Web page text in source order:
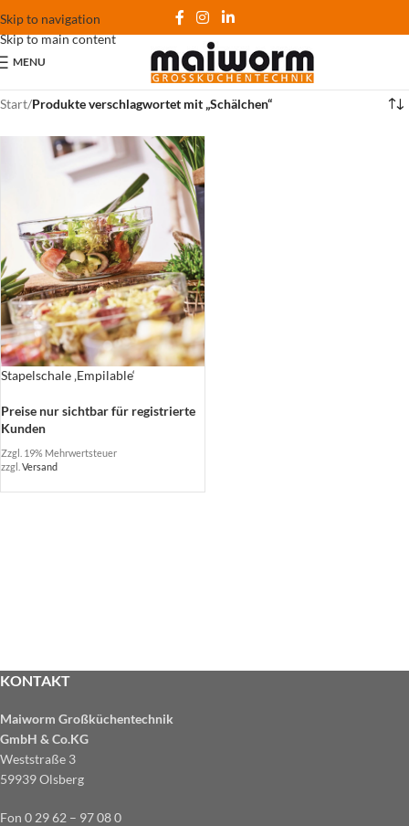
Skip to navigation
Skip to main content
MENU
Start/Produkte verschlagwortet mit „Schälchen“
Stapelschale ‚Empilable‘
Preise nur sichtbar für registrierte
Kunden
Zzgl. 19% Mehrwertsteuer
zzgl. Versand
KONTAKT
Maiworm Großküchentechnik
GmbH & Co.KG
Weststraße 3
59939 Olsberg
Fon 0 29 62 – 97 08 0